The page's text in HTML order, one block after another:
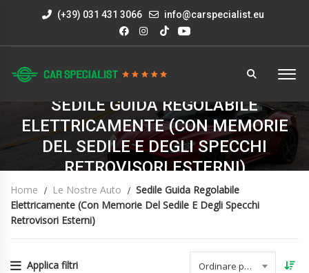
(+39) 031 431 3066 info@carspecialist.eu
SEDILE GUIDA REGOLABILE
ELETTRICAMENTE (CON MEMORIE
DEL SEDILE E DEGLI SPECCHI
RETROVISORI ESTERNI)
Home Le Nostre Auto
Sedile Guida Regolabile
Elettricamente (con Memorie Del Sedile E Degli Specchi
Retrovisori Esterni)
Applica filtri Ordinare per data